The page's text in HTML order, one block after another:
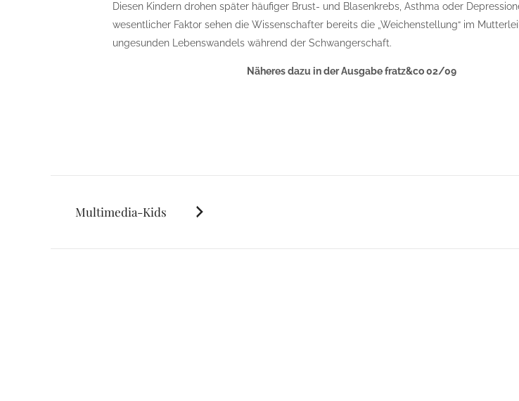
Diesen Kindern drohen später häufiger Brust- und Blasenkrebs, Asthma oder
wesentlicher Faktor sehen die Wissenschafter bereits die „Weichenstellung“ im
ungesunden Lebenswandels während der Schwangerschaft.
Näheres dazu in der Ausgabe fratz&co 02/09
Posts
Multimedia-Kids